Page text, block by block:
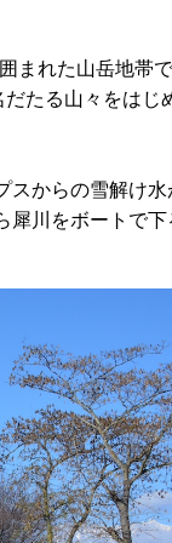
まれた山岳地帯
たる山々をはじ
スからの雪解け水
犀川をボートで下